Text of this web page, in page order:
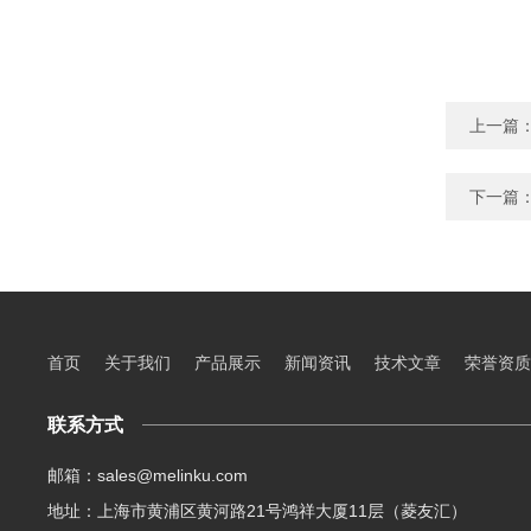
上一篇
下一篇
首页 关于我们 产品展示 新闻资讯 技术文章 荣誉资质
联系方式
邮箱：sales@melinku.com
地址：上海市黄浦区黄河路21号鸿祥大厦11层（菱友汇）